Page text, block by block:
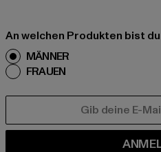
An welchen Produkten bist
MÄNNER
FRAUEN